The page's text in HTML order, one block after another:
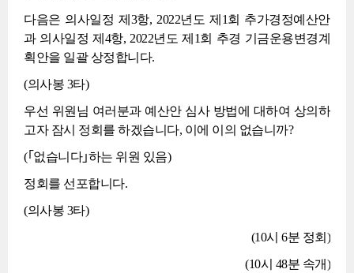
다음은 의사일정 제3항, 2022년도 제1회 추가경정예산안
과 의사일정 제4항, 2022년도 제1회 추경 기금운용변경계
획안을 일괄 상정합니다.
(의사봉 3타)
우선 위원님 여러분과 예산안 심사 방법에 대하여 상의하
고자 잠시 정회를 하겠습니다, 이에 이의 없습니까?
(｢없습니다｣하는 위원 있음)
정회를 선포합니다.
(의사봉 3타)
(10시 6분 정회)
(10시 48분 속개)